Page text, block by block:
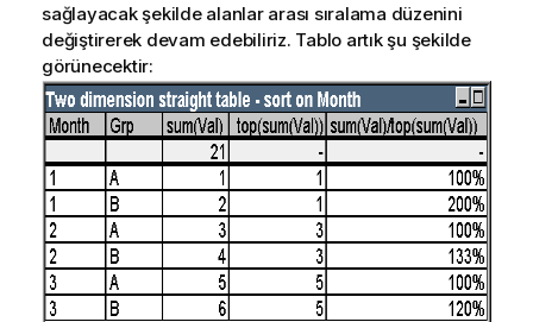
sağlayacak şekilde alanlar arası sıralama düzenini
değiştirerek devam edebiliriz. Tablo artık şu şekilde
görünecektir: